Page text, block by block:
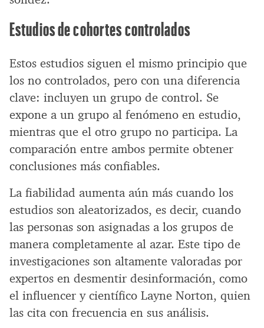
Estudios de cohortes controlados
Estos estudios siguen el mismo principio que
los no controlados, pero con una diferencia
clave: incluyen un grupo de control. Se
expone a un grupo al fenómeno en estudio,
mientras que el otro grupo no participa. La
comparación entre ambos permite obtener
conclusiones más confiables.
La fiabilidad aumenta aún más cuando los
estudios son aleatorizados, es decir, cuando
las personas son asignadas a los grupos de
manera completamente al azar. Este tipo de
investigaciones son altamente valoradas por
expertos en desmentir desinformación, como
el influencer y científico Layne Norton, quien
las cita con frecuencia en sus análisis.